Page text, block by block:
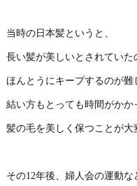
当時の日本髪というと、
長い髪が美しいとされていた
ほんとうにキープするのが難
結い方もとっても時間がかか
髪の毛を美しく保つことが大
その12年後、婦人会の運動な